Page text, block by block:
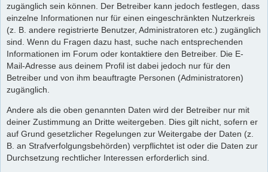
zugänglich sein können. Der Betreiber kann jedoch festlegen, dass
einzelne Informationen nur für einen eingeschränkten Nutzerkreis
(z. B. andere registrierte Benutzer, Administratoren etc.) zugänglich
sind. Wenn du Fragen dazu hast, suche nach entsprechenden
Informationen im Forum oder kontaktiere den Betreiber. Die E-
Mail-Adresse aus deinem Profil ist dabei jedoch nur für den
Betreiber und von ihm beauftragte Personen (Administratoren)
zugänglich.
Andere als die oben genannten Daten wird der Betreiber nur mit
deiner Zustimmung an Dritte weitergeben. Dies gilt nicht, sofern er
auf Grund gesetzlicher Regelungen zur Weitergabe der Daten (z.
B. an Strafverfolgungsbehörden) verpflichtet ist oder die Daten zur
Durchsetzung rechtlicher Interessen erforderlich sind.